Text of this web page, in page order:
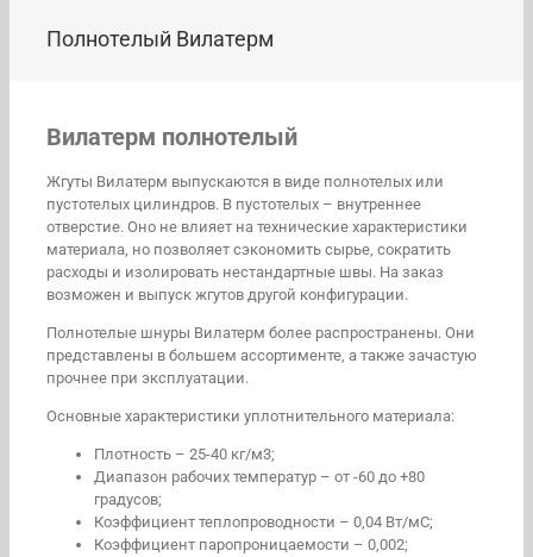
Полнотелый Вилатерм
Вилатерм полнотелый
Жгуты Вилатерм выпускаются в виде полнотелых или
пустотелых цилиндров. В пустотелых – внутреннее
отверстие. Оно не влияет на технические характеристики
материала, но позволяет сэкономить сырье, сократить
расходы и изолировать нестандартные швы. На заказ
возможен и выпуск жгутов другой конфигурации.
Полнотелые шнуры Вилатерм более распространены. Они
представлены в большем ассортименте, а также зачастую
прочнее при эксплуатации.
Основные характеристики уплотнительного материала:
Плотность – 25-40 кг/м3;
Диапазон рабочих температур – от -60 до +80
градусов;
Коэффициент теплопроводности – 0,04 Вт/мС;
Коэффициент паропроницаемости – 0,002;